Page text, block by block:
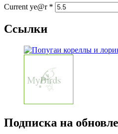
Current ye@r *
Ссылки
Подписка на